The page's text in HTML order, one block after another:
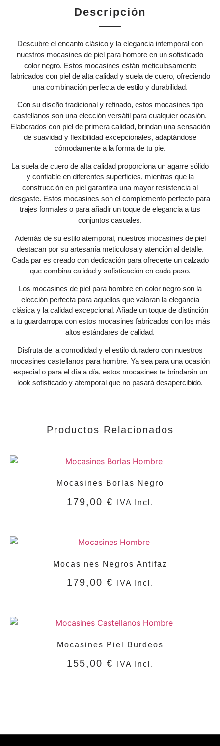
Descripción
Descubre el encanto clásico y la elegancia intemporal con
nuestros mocasines de piel para hombre en un sofisticado
color negro. Estos mocasines están meticulosamente
fabricados con piel de alta calidad y suela de cuero, ofreciendo
una combinación perfecta de estilo y durabilidad.
Con su diseño tradicional y refinado, estos mocasines tipo
castellanos son una elección versátil para cualquier ocasión.
Elaborados con piel de primera calidad, brindan una sensación
de suavidad y flexibilidad excepcionales, adaptándose
cómodamente a la forma de tu pie.
La suela de cuero de alta calidad proporciona un agarre sólido
y confiable en diferentes superficies, mientras que la
construcción en piel garantiza una mayor resistencia al
desgaste. Estos mocasines son el complemento perfecto para
trajes formales o para añadir un toque de elegancia a tus
conjuntos casuales.
Además de su estilo atemporal, nuestros mocasines de piel
destacan por su artesanía meticulosa y atención al detalle.
Cada par es creado con dedicación para ofrecerte un calzado
que combina calidad y sofisticación en cada paso.
Los mocasines de piel para hombre en color negro son la
elección perfecta para aquellos que valoran la elegancia
clásica y la calidad excepcional. Añade un toque de distinción
a tu guardarropa con estos mocasines fabricados con los más
altos estándares de calidad.
Disfruta de la comodidad y el estilo duradero con nuestros
mocasines castellanos para hombre. Ya sea para una ocasión
especial o para el día a día, estos mocasines te brindarán un
look sofisticado y atemporal que no pasará desapercibido.
Productos Relacionados
Mocasines Borlas Negro
179,00 € IVA Incl.
Mocasines Negros Antifaz
179,00 € IVA Incl.
Mocasines Piel Burdeos
155,00 € IVA Incl.